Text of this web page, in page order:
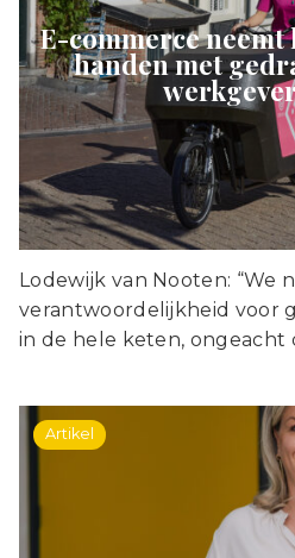
E-commerce
handen met
Lodewijk van Nooten: “We
verantwoordelijkheid voor
in de hele keten, ongeacht
Artikel